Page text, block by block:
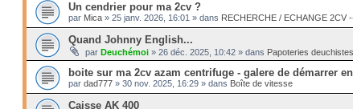
Un cendrier pour ma 2cv ?
par Mica» 25 janv. 2026, 16:01 » dans RECHERCHE / ECHANGE 2CV
Quand Johnny English...
par Deuchémoi» 26 déc. 2025, 10:42» dans Papoteries deuchistes
boite sur ma 2cv azam centrifuge - galere de démarrer
par dad777» 30 nov. 2025, 16:29» dans Boîte de vitesse
Caisse AK 400